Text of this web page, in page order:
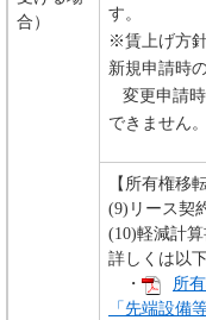
合）
す。
※賃上げ方
新規申請時
変更申請
できません。
【所有権移
(9)リース契
(10)軽減計
詳しくは以
・
所
「先端設備